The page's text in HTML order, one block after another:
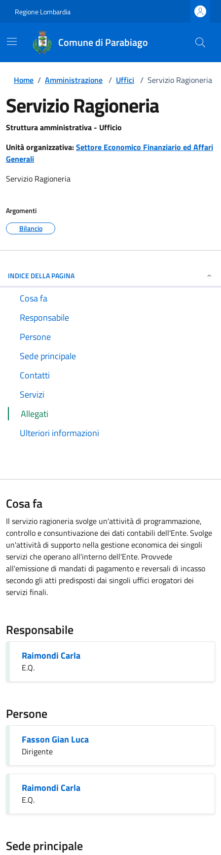
Regione Lombardia
Comune di Parabiago
Home / Amministrazione / Uffici / Servizio Ragioneria
Servizio Ragioneria
Struttura amministrativa - Ufficio
Unità organizzativa:Settore Economico Finanziario ed Affari
Generali
Servizio Ragioneria
Argomenti
Bilancio
INDICE DELLA PAGINA
Cosa fa
Responsabile
Persone
Sede principale
Contatti
Servizi
Allegati
Ulteriori informazioni
Cosa fa
Il servizio ragioneria svolge un'attività di programmazione,
controllo e consuntivazione dei dati contabili dell'Ente. Svolge
un'attività di supporto nella gestione economica dei singoli
servizi che operano all'interno dell'Ente. Provvede
all'emissione di mandati di pagamento e reversali di incasso
secondo gli atti predisposti dai singoli uffici erogatori dei
servizi finali.
Responsabile
Raimondi Carla
E.Q.
Persone
Fasson Gian Luca
Dirigente
Raimondi Carla
E.Q.
Sede principale